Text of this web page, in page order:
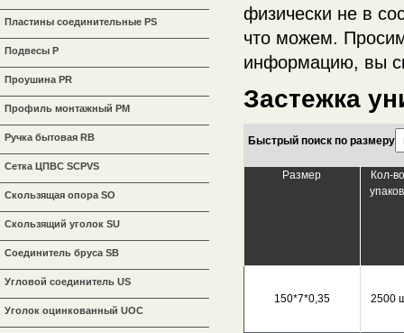
физически не в
что можем.
информацию, вы
Застежка
Быстрый поиск по размеру
Размер
Кол-
150*7*0,35 2500
Пластины соединительные PS
Подвесы P
Проушина PR
Профиль монтажный PM
Ручка бытовая RB
Сетка ЦПВС SCPVS
Скользящая опора SO
Скользящий уголок SU
Соединитель бруса SB
Угловой соединитель US
Уголок оцинкованный UOC